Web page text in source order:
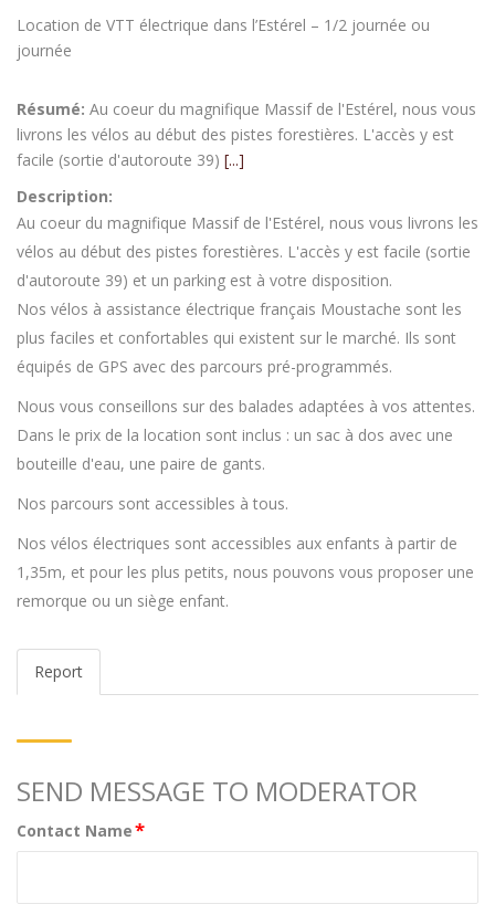
Location de VTT électrique dans l’Estérel – 1/2 journée ou
journée
Résumé: Au coeur du magnifique Massif de l'Estérel, nous vous
livrons les vélos au début des pistes forestières. L'accès y est
facile (sortie d'autoroute 39) [...]
Description:
Au coeur du magnifique Massif de l'Estérel, nous vous livrons les
vélos au début des pistes forestières. L'accès y est facile (sortie
d'autoroute 39) et un parking est à votre disposition.
Nos vélos à assistance électrique français Moustache sont les
plus faciles et confortables qui existent sur le marché. Ils sont
équipés de GPS avec des parcours pré-programmés.
Nous vous conseillons sur des balades adaptées à vos attentes.
Dans le prix de la location sont inclus : un sac à dos avec une
bouteille d'eau, une paire de gants.
Nos parcours sont accessibles à tous.
Nos vélos électriques sont accessibles aux enfants à partir de
1,35m, et pour les plus petits, nous pouvons vous proposer une
remorque ou un siège enfant.
Report
SEND MESSAGE TO MODERATOR
Contact Name*